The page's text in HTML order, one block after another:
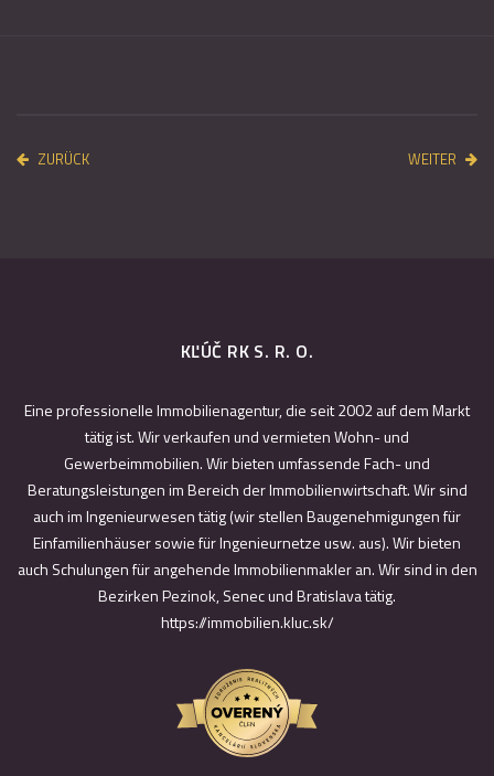
ZURÜCK WEITER
KĽÚČ RK S. R. O.
Eine professionelle Immobilienagentur, die seit 2002 auf dem Markt
tätig ist. Wir verkaufen und vermieten Wohn- und
Gewerbeimmobilien. Wir bieten umfassende Fach- und
Beratungsleistungen im Bereich der Immobilienwirtschaft. Wir sind
auch im Ingenieurwesen tätig (wir stellen Baugenehmigungen für
Einfamilienhäuser sowie für Ingenieurnetze usw. aus). Wir bieten
auch Schulungen für angehende Immobilienmakler an. Wir sind in den
Bezirken Pezinok, Senec und Bratislava tätig.
https://immobilien.kluc.sk/